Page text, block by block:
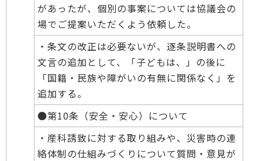
があったが、個別の事案については協議会の
場でご提案いただくよう依頼した。
・条文の改正は必要ないが、逐条説明書への
文言の追加として、「子どもは、」の後に
「国籍・民族や障がいの有無に関係なく」を
追加する。
●第10条（安全・安心）について
・産科誘致に対する取り組みや、災害時の連
絡体制の仕組みづくりについて質問・意見が